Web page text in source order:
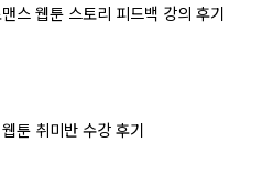
스 웹툰 스토리 피드백 강의 후기
툰 취미반 수강 후기